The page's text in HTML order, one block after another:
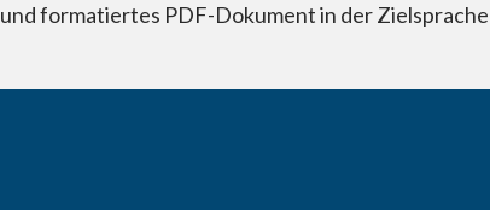
und formatiertes PDF-Dokument in der